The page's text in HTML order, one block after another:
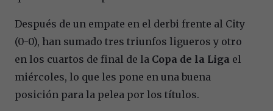
Después de un empate en el derbi frente al City
(0-0), han sumado tres triunfos ligueros y otro
en los cuartos de final de la Copa de la Liga el
miércoles, lo que les pone en una buena
posición para la pelea por los títulos.